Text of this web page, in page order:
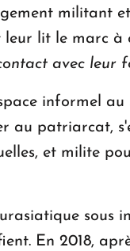
militant
leur lit le marc
avec leur
informel
au patriarcat,
et milite
sous
En 2018,